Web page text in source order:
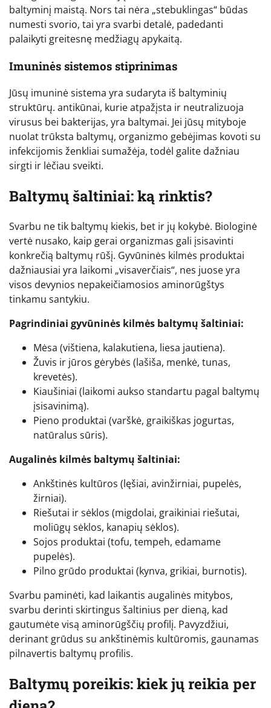
baltyminį maistą. Nors tai nėra „stebuklingas“ būdas
numesti svorio, tai yra svarbi detalė, padedanti
palaikyti greitesnę medžiagų apykaitą.
Imuninės sistemos stiprinimas
Jūsų imuninė sistema yra sudaryta iš baltyminių
struktūrų. antikūnai, kurie atpažįsta ir neutralizuoja
virusus bei bakterijas, yra baltymai. Jei jūsų mityboje
nuolat trūksta baltymų, organizmo gebėjimas kovoti su
infekcijomis ženkliai sumažėja, todėl galite dažniau
sirgti ir lėčiau sveikti.
Baltymų šaltiniai: ką rinktis?
Svarbu ne tik baltymų kiekis, bet ir jų kokybė. Biologinė
vertė nusako, kaip gerai organizmas gali įsisavinti
konkrečią baltymų rūšį. Gyvūninės kilmės produktai
dažniausiai yra laikomi „visaverčiais“, nes juose yra
visos devynios nepakeičiamosios aminorūgštys
tinkamu santykiu.
Pagrindiniai gyvūninės kilmės baltymų šaltiniai:
Mėsa (vištiena, kalakutiena, liesa jautiena).
Žuvis ir jūros gėrybės (lašiša, menkė, tunas,
krevetės).
Kiaušiniai (laikomi aukso standartu pagal baltymų
įsisavinimą).
Pieno produktai (varškė, graikiškas jogurtas,
natūralus sūris).
Augalinės kilmės baltymų šaltiniai:
Ankštinės kultūros (lęšiai, avinžirniai, pupelės,
žirniai).
Riešutai ir sėklos (migdolai, graikiniai riešutai,
moliūgų sėklos, kanapių sėklos).
Sojos produktai (tofu, tempeh, edamame
pupelės).
Pilno grūdo produktai (kynva, grikiai, burnotis).
Svarbu paminėti, kad laikantis augalinės mitybos,
svarbu derinti skirtingus šaltinius per dieną, kad
gautumėte visą aminorūgščių profilį. Pavyzdžiui,
derinant grūdus su ankštinėmis kultūromis, gaunamas
pilnavertis baltymų profilis.
Baltymų poreikis: kiek jų reikia per